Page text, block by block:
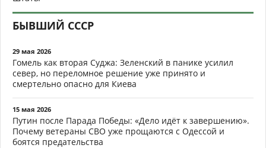
БЫВШИЙ СССР
29 мая 2026
Гомель как вторая Суджа: Зеленский в панике усилил
север, но переломное решение уже принято и
смертельно опасно для Киева
15 мая 2026
Путин после Парада Победы: «Дело идёт к завершению».
Почему ветераны СВО уже прощаются с Одессой и
боятся предательства